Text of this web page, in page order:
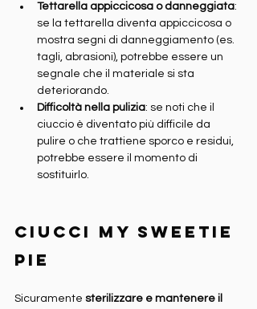
Tettarella appiccicosa o danneggiata:
se la tettarella diventa appiccicosa o
mostra segni di danneggiamento (es.
tagli, abrasioni), potrebbe essere un
segnale che il materiale si sta
deteriorando.
Difficoltà nella pulizia: se noti che il
ciuccio è diventato più difficile da
pulire o che trattiene sporco e residui,
potrebbe essere il momento di
sostituirlo.
Ciucci My Sweetie
Pie
Sicuramente sterilizzare e mantenere il